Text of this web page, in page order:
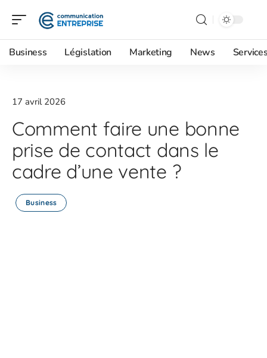
Business Législation Marketing News
17 avril 2026
Comment faire une bonne
prise de contact dans le
cadre d’une vente ?
Business